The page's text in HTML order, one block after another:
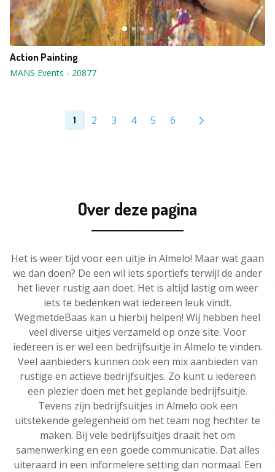
Action Painting
MANS Events - 20877
1 2 3 4 5 6
Over deze pagina
Het is weer tijd voor een uitje in Almelo! Maar wat gaan
we dan doen? De een wil iets sportiefs terwijl de ander
het liever rustig aan doet. Het is altijd lastig om weer
iets te bedenken wat iedereen leuk vindt.
WegmetdeBaas kan u hierbij helpen! Wij hebben heel
veel diverse uitjes verzameld op onze site. Voor
iedereen is er wel een bedrijfsuitje in Almelo te vinden.
Veel aanbieders kunnen ook een mix aanbieden van
rustige en actieve bedrijfsuitjes. Zo kunt u iedereen
een plezier doen met het geplande bedrijfsuitje.
Tevens zijn bedrijfsuitjes in Almelo ook een
uitstekende gelegenheid om het team nog hechter te
maken. Bij vele bedrijfsuitjes draait het om
samenwerking en een goede communicatie. Dat alles
uiteraard in een informelere setting dan normaal. Een